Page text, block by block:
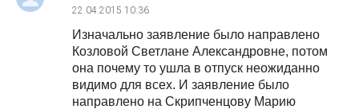
22.04.2015 10:36
Изначально заявление было направлено
Козловой Светлане Александровне, потом
она почему то ушла в отпуск неожиданно
видимо для всех. И заявление было
направлено на Скрипченцову Марию